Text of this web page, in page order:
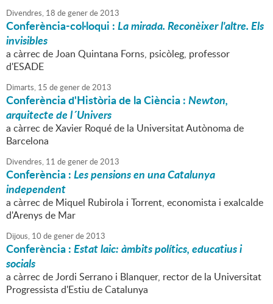
Divendres, 18 degenerde2013
Conferència-col·loqui :La mirada. Reconèixer l'altre. Els
invisibles
a càrrec de Joan Quintana Forns, psicòleg, professor
d'ESADE
Dimarts, 15 degenerde2013
Conferència d'Història de la Ciència :Newton,
arquitecte de l´Univers
a càrrec de Xavier Roqué de la Universitat Autònoma de
Barcelona
Divendres, 11 degenerde2013
Conferència :Les pensions en una Catalunya
independent
a càrrec de Miquel Rubirola i Torrent, economista i exalcalde
d'Arenys de Mar
Dijous, 10 degenerde2013
Conferència :Estat laic: àmbits polítics, educatius i
socials
a càrrec de Jordi Serrano i Blanquer, rector de la Universitat
Progressista d'Estiu de Catalunya